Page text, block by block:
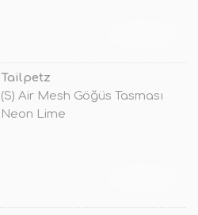
Tailpetz
(S) Air Mesh Göğüs Tasması
Neon Lime